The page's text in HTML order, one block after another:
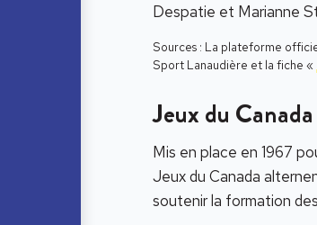
Despatie et Marianne
Sources : La plateforme
Sport Lanaudière et la fiche «
Jeux du Canada
Mis en place en 1967
Jeux du Canada
soutenir la formation